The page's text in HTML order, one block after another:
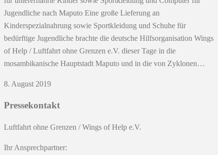
Jugendliche nach Maputo Eine große Lieferung an
Kinderspezialnahrung sowie Sportkleidung und Schuhe für
bedürftige Jugendliche brachte die deutsche Hilfsorganisation Wings
of Help / Luftfahrt ohne Grenzen e.V. dieser Tage in die
mosambikanische Hauptstadt Maputo und in die von Zyklonen…
8. August 2019
Pressekontakt
Luftfahrt ohne Grenzen / Wings of Help e.V.
Ihr Ansprechpartner: